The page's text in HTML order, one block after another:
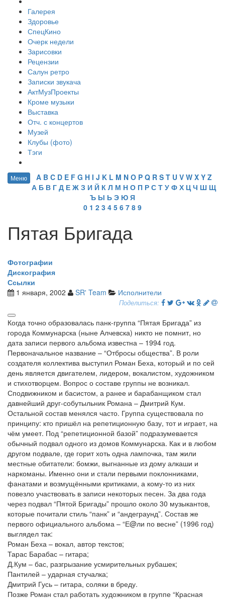
Галерея
Здоровье
СпецКино
Очерк недели
Зарисовки
Рецензии
Салун ретро
Записки звукача
АктМузПроекты
Кроме музыки
Выставка
Отч. с концертов
Музей
Клубы (фото)
Тэги
Меню A B C D E F G H I J K L M N O P Q R S T U V W X Y Z
А Б В Г Д Е Ж З И Й К Л М Н О П Р С Т У Ф Х Ц Ч Ш Щ
Ъ Ы Ь Э Ю Я
0 1 2 3 4 5 6 7 8 9
Пятая Бригада
Фотографии
Дискография
Ссылки
1 января, 2002
SR' Team Исполнители
Поделиться:
Когда точно образовалась панк-группа “Пятая Бригада” из
города Коммунарска (ныне Алчевска) никто не помнит, но
дата записи первого альбома известна – 1994 год.
Первоначальное название – “Отбросы общества”. В роли
создателя коллектива выступил Роман Беха, который и по сей
день является двигателем, лидером, вокалистом, художником
и стихотворцем. Вопрос о составе группы не возникал.
Сподвижником и басистом, а ранее и барабанщиком стал
давнейший друг-собутыльник Романа – Дмитрий Кум.
Остальной состав менялся часто. Группа существовала по
принципу: кто пришёл на репетиционную базу, тот и играет, на
чём умеет. Под “репетиционной базой” подразумевается
обычный подвал одного из домов Коммунарска. Как и в любом
другом подвале, где горит хоть одна лампочка, там жили
местные обитатели: бомжи, выгнанные из дому алкаши и
наркоманы. Именно они и стали первыми поклонниками,
фанатами и возмущёнными критиками, а кому-то из них
повезло участвовать в записи некоторых песен. За два года
через подвал “Пятой Бригады” прошло около 30 музыкантов,
которые почитали стиль “панк” и “андеграунд”. Состав же
первого официального альбома – “Е@ли по весне” (1996 год)
выглядел так:
Роман Беха – вокал, автор текстов;
Тарас Барабас – гитара;
Д.Кум – бас, разгрызание усмирительных рубашек;
Пантилей – ударная стучалка;
Дмитрий Гусь – гитара, соляки в бреду.
Позже Роман стал работать художником в группе “Красная